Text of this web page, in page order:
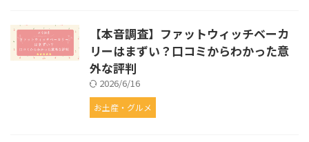
【本音調査】ファットウィッチベーカ
リーはまずい？口コミからわかった意
外な評判
2026/6/16
お土産・グルメ